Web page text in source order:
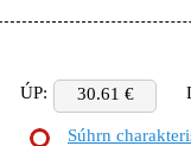
ÚP: 30.61 €
Súhrn